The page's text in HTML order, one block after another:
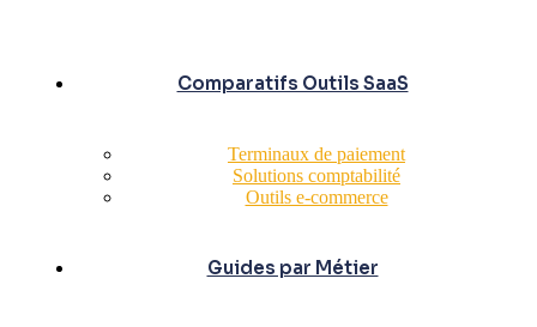
Comparatifs Outils SaaS
Terminaux de paiement
Solutions comptabilité
Outils e-commerce
Guides par Métier